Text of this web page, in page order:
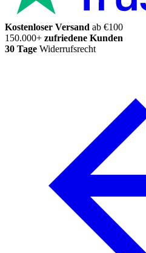
Kostenloser Versand ab €100
150.000+ zufriedene Kunden
30 Tage Widerrufsrecht